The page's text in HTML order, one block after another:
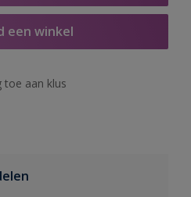
een winkel
toe aan klus